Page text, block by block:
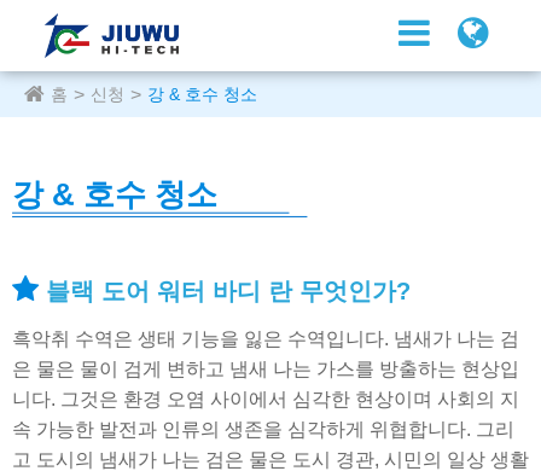
홈 신청 강 & 호수 청소
강 & 호수 청소
블랙 도어 워터 바디 란 무엇인가?
흑악취 수역은 생태 기능을 잃은 수역입니다. 냄새가 나는 검
은 물은 물이 검게 변하고 냄새 나는 가스를 방출하는 현상입
니다. 그것은 환경 오염 사이에서 심각한 현상이며 사회의 지
속 가능한 발전과 인류의 생존을 심각하게 위협합니다. 그리
고 도시의 냄새가 나는 검은 물은 도시 경관, 시민의 일상 생활